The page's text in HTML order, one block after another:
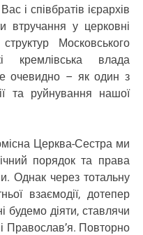
і співбратів ієрархів
у церковні
Московського
кремлівська влада
очевидно – як один з
та руйнування нашої
Церква-Сестра ми
порядок та права
Однак через тотальну
взаємодії, дотепер
будемо діяти, ставлячи
Православ’я. Повторно